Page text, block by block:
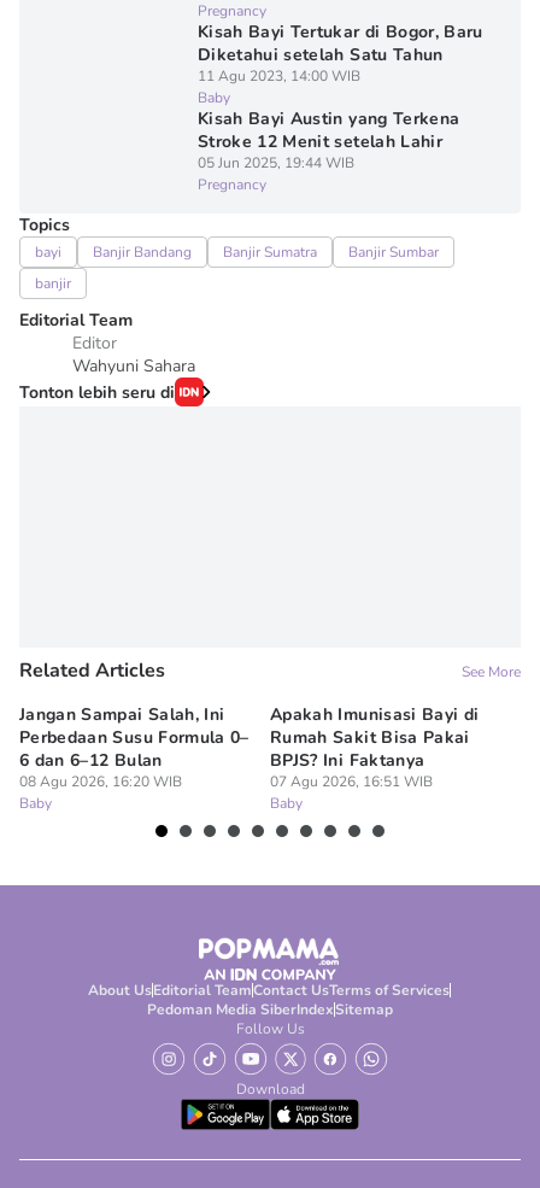
Pregnancy
Kisah Bayi Tertukar di Bogor, Baru
Diketahui setelah Satu Tahun
11 Agu 2023, 14:00 WIB
Baby
Kisah Bayi Austin yang Terkena
Stroke 12 Menit setelah Lahir
05 Jun 2025, 19:44 WIB
Pregnancy
Topics
bayi Banjir Bandang Banjir Sumatra
Banjir Sumbar
banjir
Editorial Team
Editor
Wahyuni Sahara
Tonton lebih seru di
Related Articles See More
Jangan Sampai Salah, Ini
Perbedaan Susu Formula 0–
6 dan 6–12 Bulan
08 Agu 2026, 16:20 WIB
Baby
Apakah Imunisasi Bayi di
Rumah Sakit Bisa Pakai
BPJS? Ini Faktanya
07 Agu 2026, 16:51 WIB
Baby
About UsEditorial TeamContact UsTerms of Services
Pedoman Media SiberIndexSitemap
Follow Us
Download